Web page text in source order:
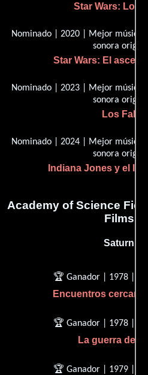
Star Wars: Los
Nominado | 2020 | Mejor música
sonora original
Star Wars: El
Nominado | 2023 | Mejor música
sonora original
Los
Nominado | 2024 | Mejor música
sonora original
Indiana Jones y el
Academy of Science
Films,
Saturn
🏆 Ganador | 1978 |
Encuentros
🏆 Ganador | 1978 |
La guerra de
🏆 Ganador | 1979 |